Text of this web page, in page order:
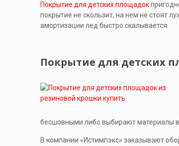
Покрытие для детских площадок
покрытие не скользит, на нем не стоят
амортизации лед быстро скалывается.
Покрытие для детских
бесшовными либо выбирают материалы в
В компании «Истимпэкс» заказывают